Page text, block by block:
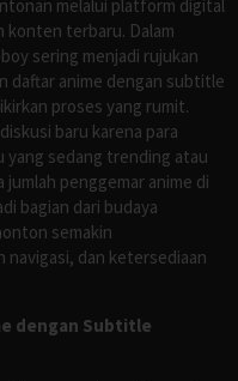
melalui platform digital
konten terbaru. Dalam
sering menjadi rujukan
daftar anime dengan subtitle
proses yang rumit.
baru karena para
sedang trending atau
penggemar anime di
bagian dari budaya
semakin
navigasi, dan ketersediaan
dengan Subtitle